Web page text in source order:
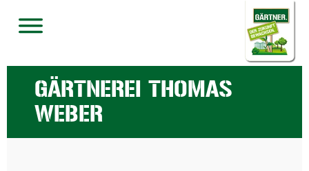
GÄRTNEREI THOMAS
WEBER